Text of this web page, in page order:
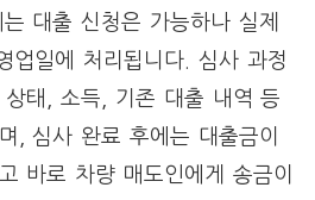
대출 신청은 가능하나 실제
업일에 처리됩니다. 심사 과정
태, 소득, 기존 대출 내역 등
, 심사 완료 후에는 대출금이
바로 차량 매도인에게 송금이